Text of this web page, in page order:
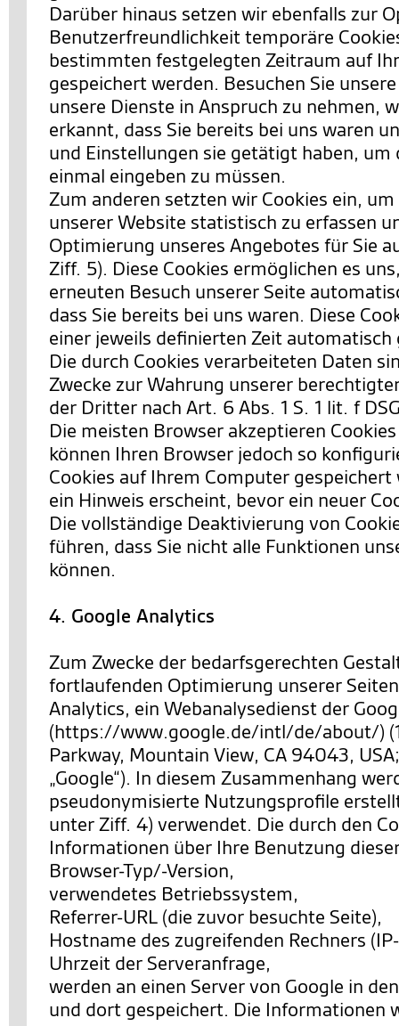
Darüber hinaus setzen wir ebenfalls zur
Benutzerfreundlichkeit temporäre
bestimmten festgelegten Zeitraum auf
gespeichert werden. Besuchen Sie
unsere Dienste in Anspruch zu nehmen,
erkannt, dass Sie bereits bei uns waren
und Einstellungen sie getätigt haben, um
einmal eingeben zu müssen.
Zum anderen setzten wir Cookies ein,
unserer Website statistisch zu erfassen
Optimierung unseres Angebotes für Sie
Ziff. 5). Diese Cookies ermöglichen es
erneuten Besuch unserer Seite
dass Sie bereits bei uns waren. Diese
einer jeweils definierten Zeit automatisch
Die durch Cookies verarbeiteten Daten
Zwecke zur Wahrung unserer
der Dritter nach Art. 6 Abs. 1 S. 1 lit. f
Die meisten Browser akzeptieren
können Ihren Browser jedoch so
Cookies auf Ihrem Computer
ein Hinweis erscheint, bevor ein neuer
Die vollständige Deaktivierung von
führen, dass Sie nicht alle Funktionen
können.
4. Google Analytics
Zum Zwecke der bedarfsgerechten
fortlaufenden Optimierung unserer
Analytics, ein Webanalysedienst der
(https://www.google.de/intl/de/about/)
Parkway, Mountain View, CA 94043,
„Google“). In diesem Zusammenhang
pseudonymisierte Nutzungsprofile
unter Ziff. 4) verwendet. Die durch den
Informationen über Ihre Benutzung
Browser-Typ/-Version,
verwendetes Betriebssystem,
Referrer-URL (die zuvor besuchte Seite),
Hostname des zugreifenden Rechners
Uhrzeit der Serveranfrage,
werden an einen Server von Google in
und dort gespeichert. Die Informationen